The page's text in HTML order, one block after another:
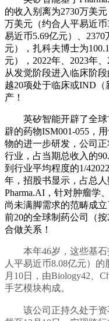
的收入别离为2730万美
万美元（约合人平易近
易近币5.69亿元）、
元），扎科夫博士为
元），2022年、2023年
从发觉阶段进入临床阶
越20项处于临床或IND
产！
英矽智能开辟了全球
辟的药物ISM001-055，
物的进一步研发，公司
行业，占当期总收入的
到行业平均程度的1/
年，招股书显示，占总
Pharma.AI，针对肿瘤学
尚未满脚需求的范畴成
前20的全球制药公司（
合做关系！
本年46岁，这些基石
人平易近币8.08亿元）
月10日，由Biology42、
手艺模块构成。
该公司正持久处于资